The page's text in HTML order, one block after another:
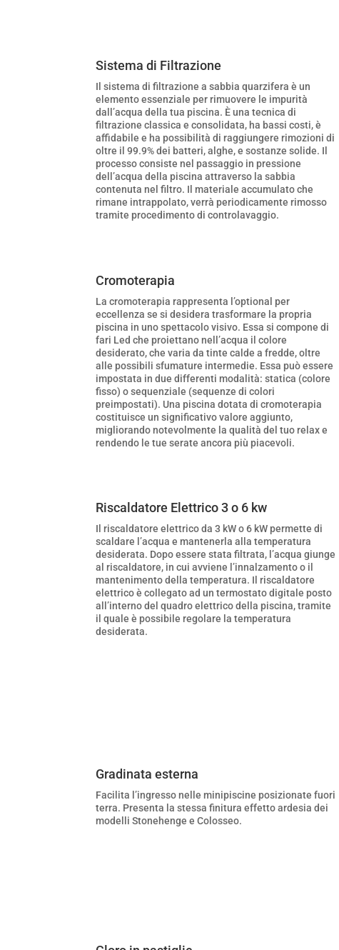
Sistema di Filtrazione
Il sistema di filtrazione a sabbia quarzifera è un
elemento essenziale per rimuovere le impurità
dall’acqua della tua piscina. È una tecnica di
filtrazione classica e consolidata, ha bassi costi, è
affidabile e ha possibilità di raggiungere rimozioni di
oltre il 99.9% dei batteri, alghe, e sostanze solide. Il
processo consiste nel passaggio in pressione
dell’acqua della piscina attraverso la sabbia
contenuta nel filtro. Il materiale accumulato che
rimane intrappolato, verrà periodicamente rimosso
tramite procedimento di controlavaggio.
Cromoterapia
La cromoterapia rappresenta l’optional per
eccellenza se si desidera trasformare la propria
piscina in uno spettacolo visivo. Essa si compone di
fari Led che proiettano nell’acqua il colore
desiderato, che varia da tinte calde a fredde, oltre
alle possibili sfumature intermedie. Essa può essere
impostata in due differenti modalità: statica (colore
fisso) o sequenziale (sequenze di colori
preimpostati). Una piscina dotata di cromoterapia
costituisce un significativo valore aggiunto,
migliorando notevolmente la qualità del tuo relax e
rendendo le tue serate ancora più piacevoli.
Riscaldatore Elettrico 3 o 6 kw
Il riscaldatore elettrico da 3 kW o 6 kW permette di
scaldare l’acqua e mantenerla alla temperatura
desiderata. Dopo essere stata filtrata, l’acqua giunge
al riscaldatore, in cui avviene l’innalzamento o il
mantenimento della temperatura. Il riscaldatore
elettrico è collegato ad un termostato digitale posto
all’interno del quadro elettrico della piscina, tramite
il quale è possibile regolare la temperatura
desiderata.
Gradinata esterna
Facilita l’ingresso nelle minipiscine posizionate fuori
terra. Presenta la stessa finitura effetto ardesia dei
modelli Stonehenge e Colosseo.